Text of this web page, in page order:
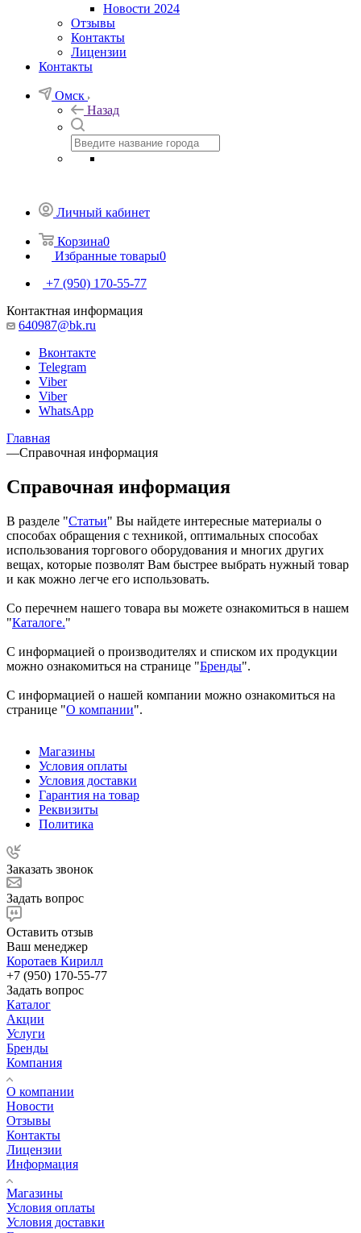
Новости 2024
Отзывы
Контакты
Лицензии
Контакты
Омск
Назад
Личный кабинет
Корзина0
Избранные товары0
+7 (950) 170-55-77
Контактная информация
640987@bk.ru
Вконтакте
Telegram
Viber
Viber
WhatsApp
Главная
—Справочная информация
Справочная информация
В разделе "Статьи" Вы найдете интересные материалы о
способах обращения с техникой, оптимальных способах
использования торгового оборудования и многих других
вещах, которые позволят Вам быстрее выбрать нужный товар
и как можно легче его использовать.
Со перечнем нашего товара вы можете ознакомиться в нашем
"Каталоге."
С информацией о производителях и списком их продукции
можно ознакомиться на странице "Бренды".
С информацией о нашей компании можно ознакомиться на
странице "О компании".
Магазины
Условия оплаты
Условия доставки
Гарантия на товар
Реквизиты
Политика
Заказать звонок
Задать вопрос
Оставить отзыв
Ваш менеджер
Коротаев Кирилл
+7 (950) 170-55-77
Задать вопрос
Каталог
Акции
Услуги
Бренды
Компания
О компании
Новости
Отзывы
Контакты
Лицензии
Информация
Магазины
Условия оплаты
Условия доставки